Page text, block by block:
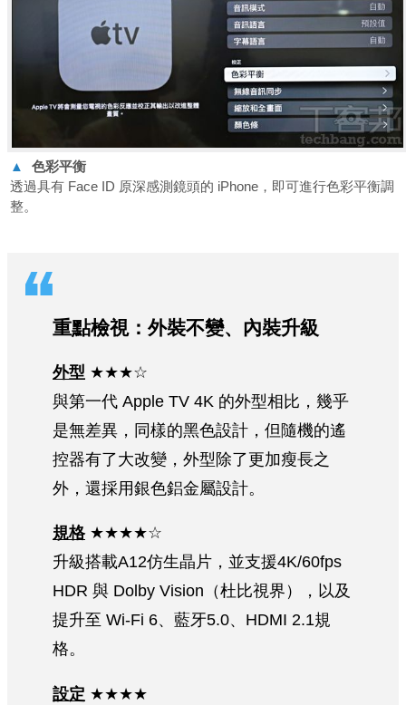
▲
色彩平衡
透過具有 Face ID 原深感測鏡頭的 iPhone，即可進行色彩平衡調
整。
重點檢視：外裝不變、內裝升級
外型 ★★★☆
與第一代 Apple TV 4K 的外型相比，幾乎
是無差異，同樣的黑色設計，但隨機的遙
控器有了大改變，外型除了更加瘦長之
外，還採用銀色鋁金屬設計。
規格★★★★☆
升級搭載A12仿生晶片，並支援4K/60fps
HDR 與 Dolby Vision（杜比視界），以及
提升至 Wi-Fi 6、藍牙5.0、HDMI 2.1規
格。
設定 ★★★★